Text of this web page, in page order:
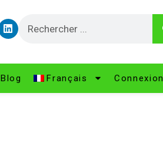
Blog Français Connexion